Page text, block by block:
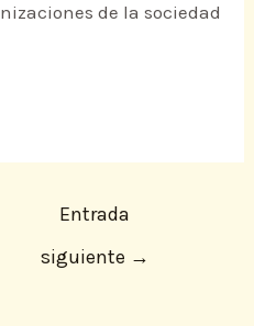
de la sociedad
Entrada
siguiente →